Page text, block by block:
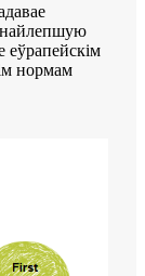
найлепшую
еўрапейскім
нормам